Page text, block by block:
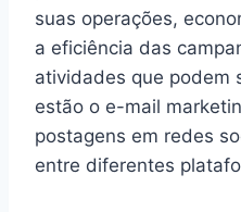
suas operações,
a eficiência das
atividades que podem
estão o e-mail
postagens em redes
entre diferentes